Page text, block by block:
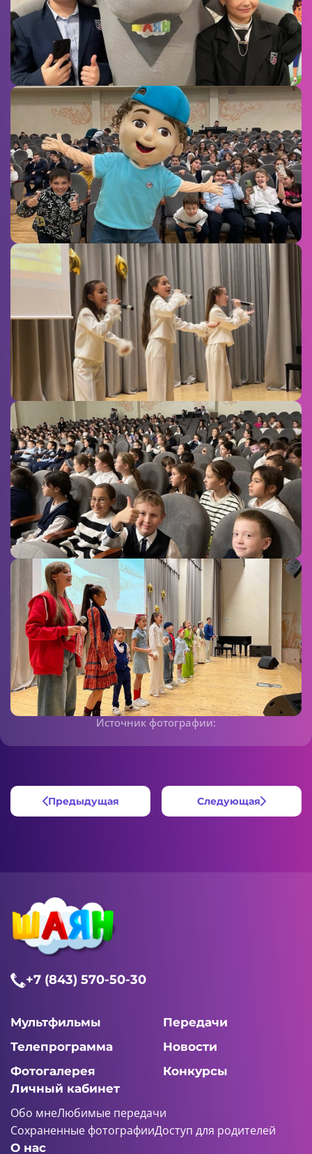
Источник фотографии:
Предыдущая Следующая
+7 (843) 570-50-30
Мультфильмы
Передачи
Телепрограмма
Новости
Фотогалерея
Конкурсы
Личный кабинет
Обо мнеЛюбимые передачи
Сохраненные фотографииДоступ для родителей
О нас